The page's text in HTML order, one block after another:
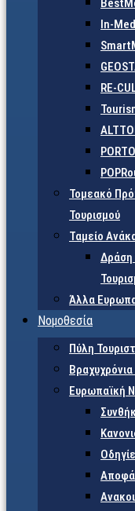
In-
RE-
Τομεακό
Τουρισμού
Ταμείο
Δράση
Άλλα
Νομοθεσία
Πύλη
Ευρωπαϊκή